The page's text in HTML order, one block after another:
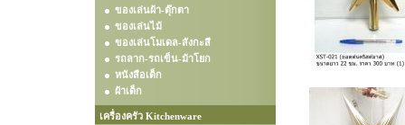
ของเล่นผ้า-ตุ๊กตา
ของเล่นไม้
ของเล่นโมเดล-สังกะสี
รถลาก-รถเข็น-ม้าโยก
หนังสือเด็ก
ผ้าเด็ก
เครื่องครัว Kitchenware